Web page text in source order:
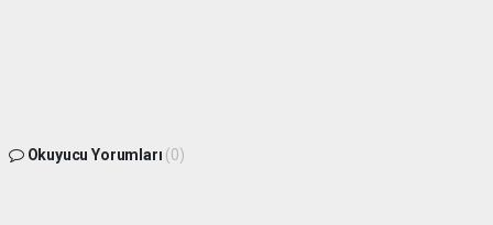
Okuyucu Yorumları (0)